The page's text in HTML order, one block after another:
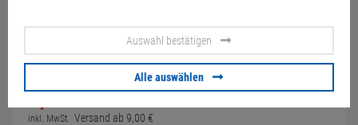
9,60 €
inkl. MwSt. Versand ab 9,00 €
Auswahl bestätigen
Alle auswählen